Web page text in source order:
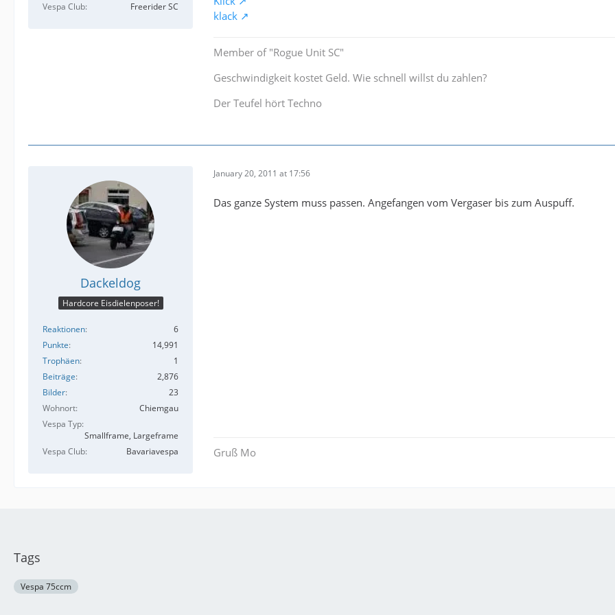
Vespa Club Freerider SC
klack
Member of "Rogue Unit SC"
Geschwindigkeit kostet Geld. Wie schnell willst du zahlen?
Der Teufel hört Techno
Dackeldog
Hardcore Eisdielenposer!
Reaktionen
6
Punkte
14,991
Trophäen
1
Beiträge
2,876
Bilder
23
Wohnort
Chiemgau
Vespa Typ
Smallframe, Largeframe
Vespa Club
Bavariavespa
January 20, 2011 at 17:56
Das ganze System muss passen. Angefangen vom Vergaser bis zum Auspuff.
Gruß Mo
Tags
Vespa 75ccm